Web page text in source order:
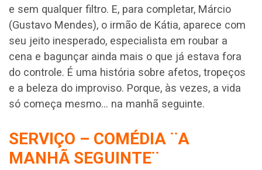
e sem qualquer filtro. E, para completar, Márcio
(Gustavo Mendes), o irmão de Kátia, aparece com
seu jeito inesperado, especialista em roubar a
cena e bagunçar ainda mais o que já estava fora
do controle. É uma história sobre afetos, tropeços
e a beleza do improviso. Porque, às vezes, a vida
só começa mesmo… na manhã seguinte.
SERVIÇO – COMÉDIA ¨A
MANHÃ SEGUINTE¨